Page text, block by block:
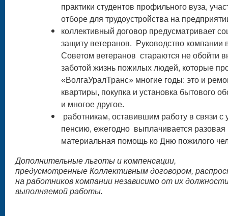
практики студентов профильного вуза,
отборе для трудоустройства на
коллективный договор предусматривает
защиту ветеранов. Руководство компании
Советом ветеранов стараются не обойти
заботой жизнь пожилых людей, которые
«ВолгаУралТранс» многие годы: это и
квартиры, покупка и установка бытового
и многое другое.
работникам, оставившим работу в связи с
пенсию, ежегодно выплачивается разовая
материальная помощь ко Дню пожилого
Дополнительные льготы и компенсации,
предусмотренные Коллективным договором,
на работников компании независимо от их
выполняемой работы.